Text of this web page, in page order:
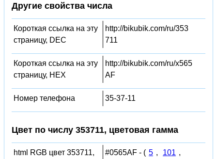
Другие свойства числа
Короткая ссылка на эту
страницу, DEC
http://bikubik.com/ru/353
711
Короткая ссылка на эту
страницу, HEX
http://bikubik.com/ru/x565
AF
Номер телефона 35-37-11
Цвет по числу 353711, цветовая гамма
html RGB цвет 353711,
#0565AF - ( 5 , 101 ,